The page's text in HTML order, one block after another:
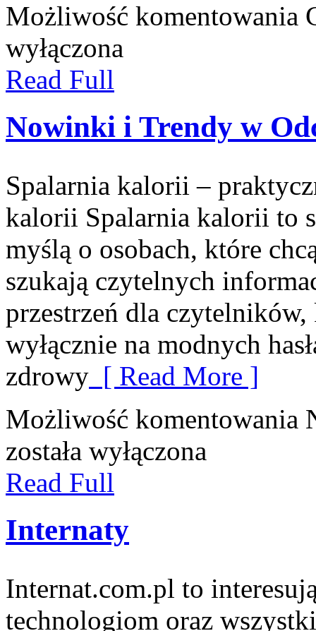
Możliwość komentowania
wyłączona
Read Full
Nowinki i Trendy w
Spalarnia kalorii –
kalorii Spalarnia kalorii to
myślą o osobach, które
szukają czytelnych
przestrzeń dla
wyłącznie na modnych
zdrowy [ Read More ]
Możliwość komentowania
została wyłączona
Read Full
Internaty
Internat.com.pl to
technologiom oraz